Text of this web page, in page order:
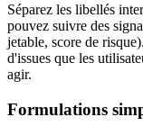
Séparez les libellés
pouvez suivre des
jetable, score de
d'issues que les
agir.
Formulations